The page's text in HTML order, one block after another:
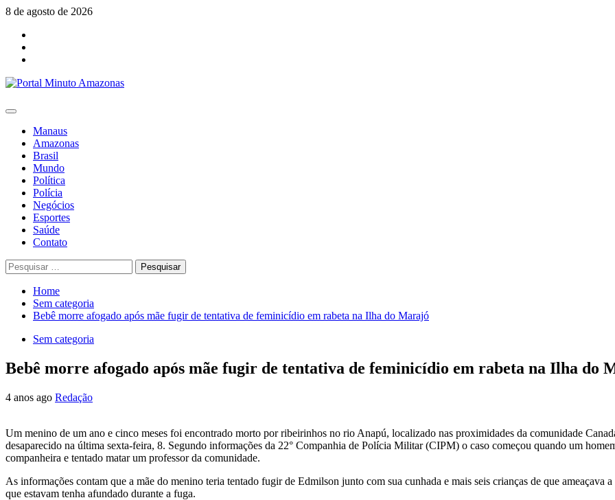
Skip
content
8 de agosto de 2026
Primary
Manaus
Amazonas
Brasil
Mundo
Política
Polícia
Negócios
Esportes
Saúde
Contato
Pesquisar
por:
Home
Sem categoria
Bebê morre afogado após mãe fugir de tentativa de feminicídio em rabeta na Ilha do Marajó
Sem categoria
Bebê morre afogado após mãe fugir de tentativa de feminicídio em rabeta na Ilha do
4 anos ago Redação
Um menino de um ano e cinco meses foi encontrado morto por ribeirinhos no rio Anapú, localizado nas proximidades da comunidade
desaparecido na última sexta-feira, 8. Segundo informações da 22° Companhia de Polícia Militar (CIPM) o caso começou quando um
companheira e tentado matar um professor da comunidade.
As informações contam que a mãe do menino teria tentado fugir de Edmilson junto com sua cunhada e mais seis crianças de que ameaçava
que estavam tenha afundado durante a fuga.